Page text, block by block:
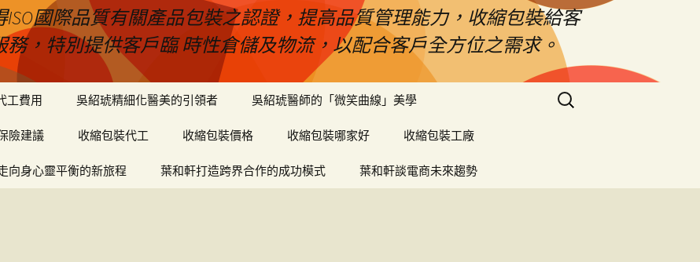
國際品質有關產品包裝之認證，提高品質管理能力，收縮包裝給客
，特別提供客戶臨 時性倉儲及物流，以配合客戶全方位之需求。
工費用 吳紹琥精細化醫美的引領者 吳紹琥醫師的「微笑曲線」美學
險建議 收縮包裝代工 收縮包裝價格 收縮包裝哪家好 收縮包裝工廠
向身心靈平衡的新旅程 葉和軒打造跨界合作的成功模式 葉和軒談電商未來趨勢
搜
尋